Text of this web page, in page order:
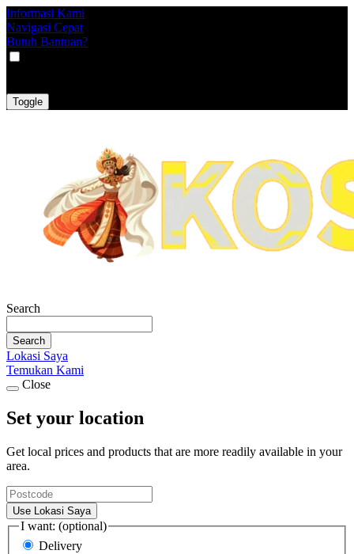
Informasi Kami
Navigasi Cepat
Butuh Bantuan?
Toggle
Search
Search
Lokasi Saya
Temukan Kami
Close
Set your location
Get local prices and products that are more readily available in your
area.
Use Lokasi Saya
I want: (optional)
Delivery